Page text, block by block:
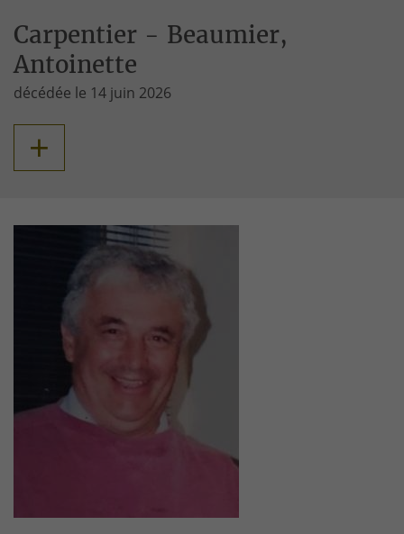
Carpentier - Beaumier,
Antoinette
décédée le 14 juin 2026
+